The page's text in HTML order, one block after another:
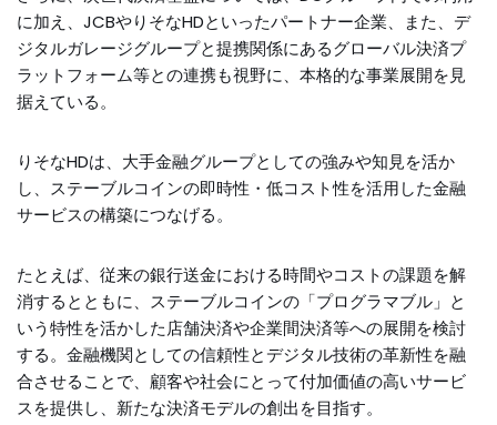
に加え、JCBやりそなHDといったパートナー企業、また、デ
ジタルガレージグループと提携関係にあるグローバル決済プ
ラットフォーム等との連携も視野に、本格的な事業展開を見
据えている。
りそなHDは、大手金融グループとしての強みや知見を活か
し、ステーブルコインの即時性・低コスト性を活用した金融
サービスの構築につなげる。
たとえば、従来の銀行送金における時間やコストの課題を解
消するとともに、ステーブルコインの「プログラマブル」と
いう特性を活かした店舗決済や企業間決済等への展開を検討
する。金融機関としての信頼性とデジタル技術の革新性を融
合させることで、顧客や社会にとって付加価値の高いサービ
スを提供し、新たな決済モデルの創出を目指す。